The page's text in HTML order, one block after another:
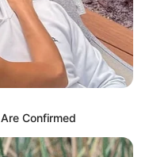
Confirmed